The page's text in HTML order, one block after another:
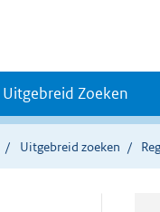
Uitgebreid Zoeken
Uitgebreid zoeken